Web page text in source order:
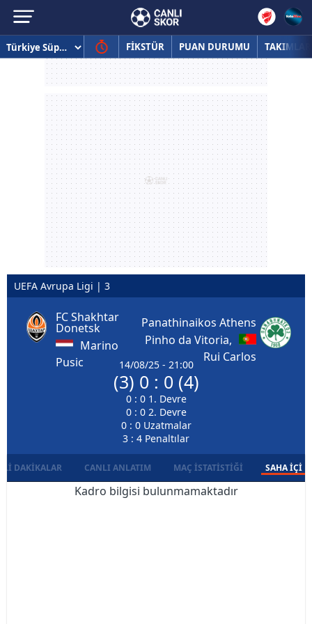
FİKSTÜR PUAN DURUMU TAKIMLAR
UEFA Avrupa Ligi | 3
FC Shakhtar
Donetsk
Marino
Pusic
14/08/25 - 21:00
(3) 0 : 0 (4)
0 : 0 1. Devre
0 : 0 2. Devre
0 : 0 Uzatmalar
3 : 4 Penaltılar
Panathinaikos Athens
Pinho da Vitoria,
Rui Carlos
DAKIKALAR CANLI ANLATIM MAÇ İSTATISTIĞI SAHA İÇI
Kadro bilgisi bulunmamaktadır